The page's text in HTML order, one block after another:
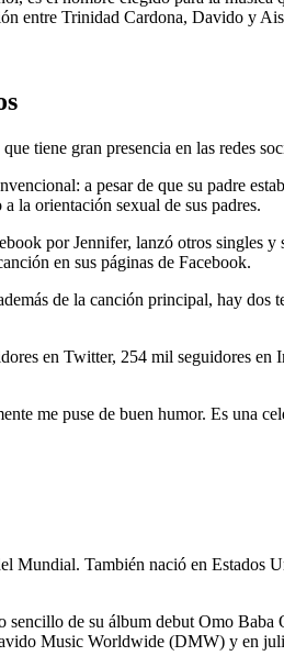
entre Trinidad Cardona, Davido y
tiene gran presencia en las redes
a pesar de que su padre
la orientación sexual de sus padres.
por Jennifer, lanzó otros
en sus páginas de Facebook.
de la canción principal, hay dos
en Twitter, 254 mil seguidores
me puse de buen humor. Es una
Mundial. También nació en
sencillo de su álbum debut Omo
Music Worldwide (DMW) y en